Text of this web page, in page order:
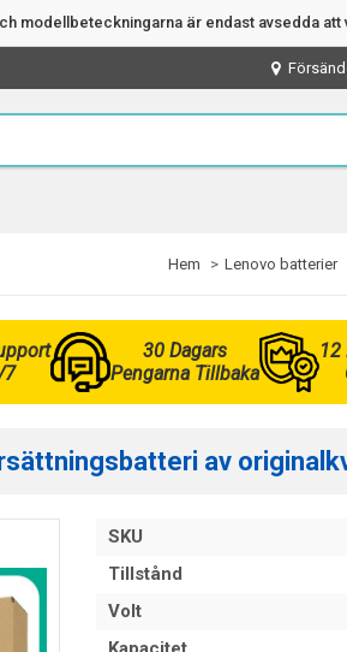
modellbeteckningarna är endast avsedda
Hem Lenovo batterier
7
30 Dagars
Pengarna Tillbaka
12
av
SKU
Tillstånd
Volt